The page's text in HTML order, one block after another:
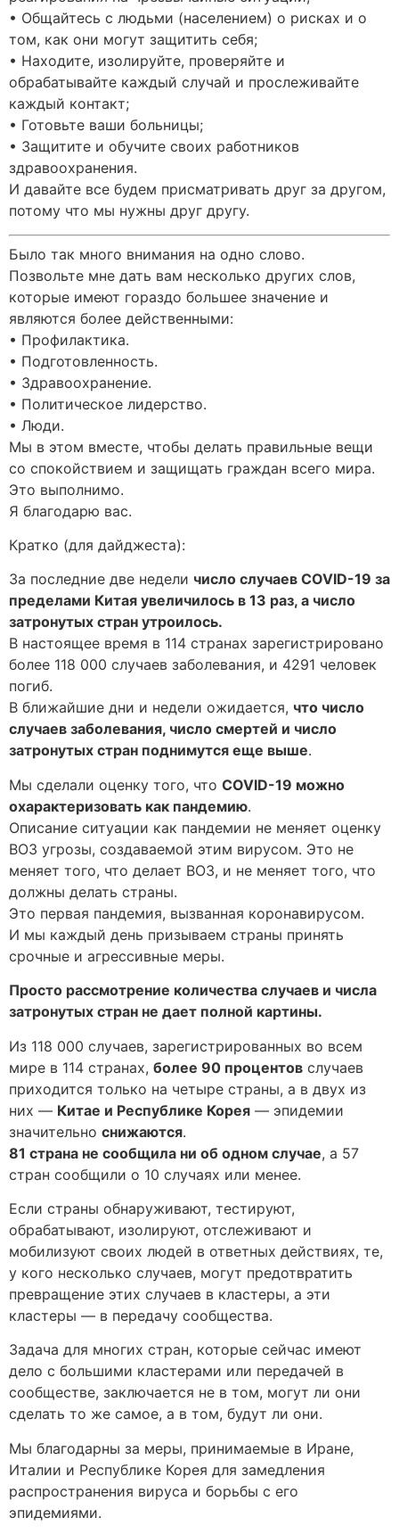
• Общайтесь с людьми (населением) о рисках и о
том, как они могут защитить себя;
• Находите, изолируйте, проверяйте и
обрабатывайте каждый случай и прослеживайте
каждый контакт;
• Готовьте ваши больницы;
• Защитите и обучите своих работников
здравоохранения.
И давайте все будем присматривать друг за другом,
потому что мы нужны друг другу.
Было так много внимания на одно слово.
Позвольте мне дать вам несколько других слов,
которые имеют гораздо большее значение и
являются более действенными:
• Профилактика.
• Подготовленность.
• Здравоохранение.
• Политическое лидерство.
• Люди.
Мы в этом вместе, чтобы делать правильные вещи
со спокойствием и защищать граждан всего мира.
Это выполнимо.
Я благодарю вас.
Кратко (для дайджеста):
За последние две недели число случаев COVID-19 за
пределами Китая увеличилось в 13 раз, а число
затронутых стран утроилось.
В настоящее время в 114 странах зарегистрировано
более 118 000 случаев заболевания, и 4291 человек
погиб.
В ближайшие дни и недели ожидается, что число
случаев заболевания, число смертей и число
затронутых стран поднимутся еще выше.
Мы сделали оценку того, что COVID-19 можно
охарактеризовать как пандемию.
Описание ситуации как пандемии не меняет оценку
ВОЗ угрозы, создаваемой этим вирусом. Это не
меняет того, что делает ВОЗ, и не меняет того, что
должны делать страны.
Это первая пандемия, вызванная коронавирусом.
И мы каждый день призываем страны принять
срочные и агрессивные меры.
Просто рассмотрение количества случаев и числа
затронутых стран не дает полной картины.
Из 118 000 случаев, зарегистрированных во всем
мире в 114 странах, более 90 процентов случаев
приходится только на четыре страны, а в двух из
них — Китае и Республике Корея — эпидемии
значительно снижаются.
81 страна не сообщила ни об одном случае, а 57
стран сообщили о 10 случаях или менее.
Если страны обнаруживают, тестируют,
обрабатывают, изолируют, отслеживают и
мобилизуют своих людей в ответных действиях, те,
у кого несколько случаев, могут предотвратить
превращение этих случаев в кластеры, а эти
кластеры — в передачу сообщества.
Задача для многих стран, которые сейчас имеют
дело с большими кластерами или передачей в
сообществе, заключается не в том, могут ли они
сделать то же самое, а в том, будут ли они.
Мы благодарны за меры, принимаемые в Иране,
Италии и Республике Корея для замедления
распространения вируса и борьбы с его
эпидемиями.